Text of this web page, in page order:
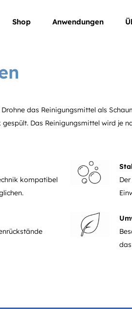
Shop Anwendungen
das Reinigungsmittel als
Das Reinigungsmittel wird je
kompatibel